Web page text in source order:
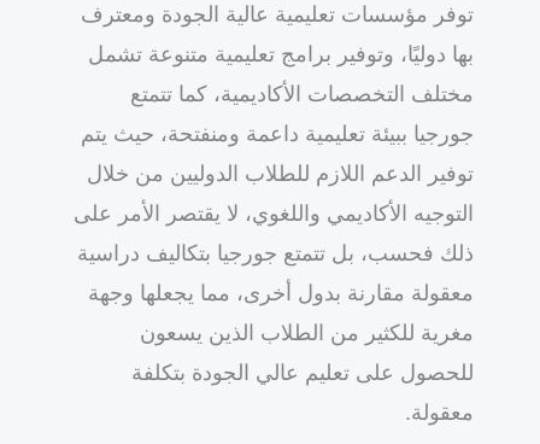
توفر مؤسسات تعليمية عالية الجودة ومعترف
بها دوليًا، وتوفير برامج تعليمية متنوعة تشمل
مختلف التخصصات الأكاديمية، كما تتمتع
جورجيا ببيئة تعليمية داعمة ومنفتحة، حيث يتم
توفير الدعم اللازم للطلاب الدوليين من خلال
التوجيه الأكاديمي واللغوي، لا يقتصر الأمر على
ذلك فحسب، بل تتمتع جورجيا بتكاليف دراسية
معقولة مقارنة بدول أخرى، مما يجعلها وجهة
مغرية للكثير من الطلاب الذين يسعون
للحصول على تعليم عالي الجودة بتكلفة
معقولة.